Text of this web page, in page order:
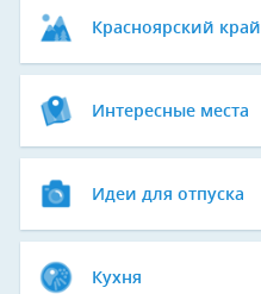
Красноярский край
Интересные места
Идеи для отпуска
Кухня